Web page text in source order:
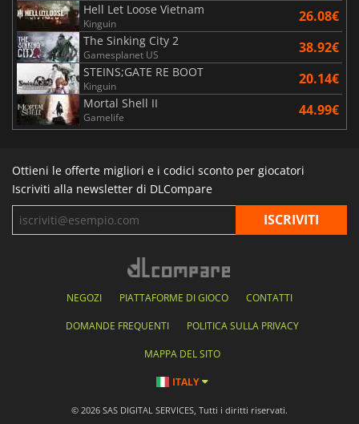
Hell Let Loose Vietnam
Kinguin 26.08€
The Sinking City 2
Gamesplanet US 38.92€
STEINS;GATE RE BOOT
Kinguin 20.14€
Mortal Shell II
Gamelife 44.99€
Ottieni le offerte migliori e i codici sconto per giocatori
Iscriviti alla newsletter di DLCompare
NEGOZI PIATTAFORME DI GIOCO CONTATTI
DOMANDE FREQUENTI POLITICA SULLA PRIVACY
MAPPA DEL SITO
ITALY
© 2026 SAS DIGITAL SERVICES, Tutti i diritti riservati.